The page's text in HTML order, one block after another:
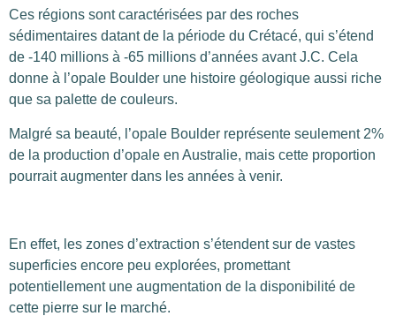
Ces régions sont caractérisées par des roches
sédimentaires datant de la période du Crétacé, qui s’étend
de -140 millions à -65 millions d’années avant J.C. Cela
donne à l’opale Boulder une histoire géologique aussi riche
que sa palette de couleurs.
Malgré sa beauté, l’opale Boulder représente seulement 2%
de la production d’opale en Australie, mais cette proportion
pourrait augmenter dans les années à venir.
En effet, les zones d’extraction s’étendent sur de vastes
superficies encore peu explorées, promettant
potentiellement une augmentation de la disponibilité de
cette pierre sur le marché.